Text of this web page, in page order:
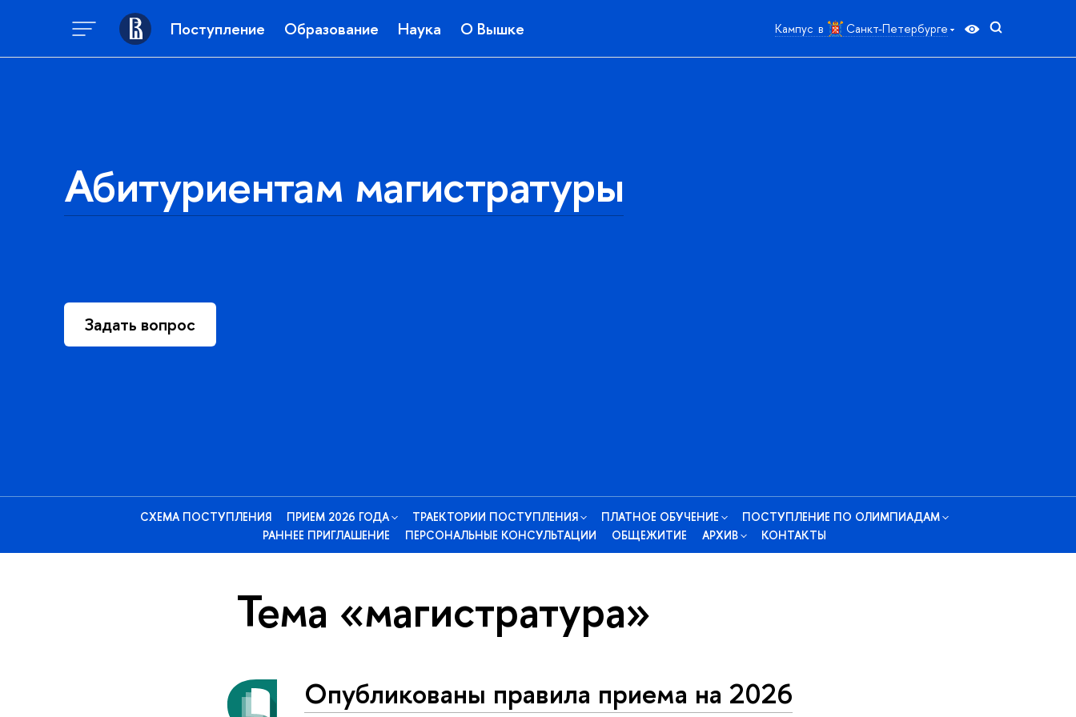
Поступление Образование Наука О Вышке Кампус в Санкт-Петербурге
Абитуриентам магистратуры
Задать вопрос
СХЕМА ПОСТУПЛЕНИЯ ПРИЕМ 2026 ГОДА ТРАЕКТОРИИ ПОСТУПЛЕНИЯ ПЛАТНОЕ ОБУЧЕНИЕ
ПОСТУПЛЕНИЕ ПО ОЛИМПИАДАМ
РАННЕЕ ПРИГЛАШЕНИЕ
ПЕРСОНАЛЬНЫЕ КОНСУЛЬТАЦИИ ОБЩЕЖИТИЕ АРХИВ КОНТАКТЫ
Тема «магистратура»
Опубликованы правила приема на 2026